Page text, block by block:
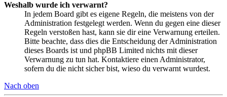
Weshalb wurde ich verwarnt?
In jedem Board gibt es eigene Regeln, die meistens von der
Administration festgelegt werden. Wenn du gegen eine dieser
Regeln verstoßen hast, kann sie dir eine Verwarnung erteilen.
Bitte beachte, dass dies die Entscheidung der Administration
dieses Boards ist und phpBB Limited nichts mit dieser
Verwarnung zu tun hat. Kontaktiere einen Administrator,
sofern du die nicht sicher bist, wieso du verwarnt wurdest.
Nach oben